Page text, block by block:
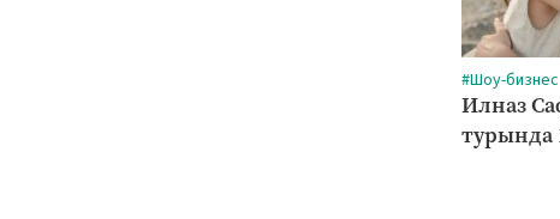
#Шоу-бизнес
Илназ
турында